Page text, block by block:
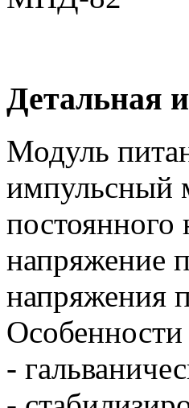
Детальная
Модуль
импульсный
постоянного
напряжение
напряжения
Особенности
-